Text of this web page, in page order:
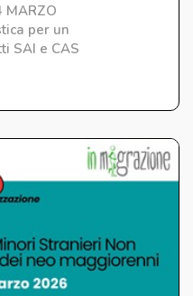
MARZO
per un
SAI e CAS